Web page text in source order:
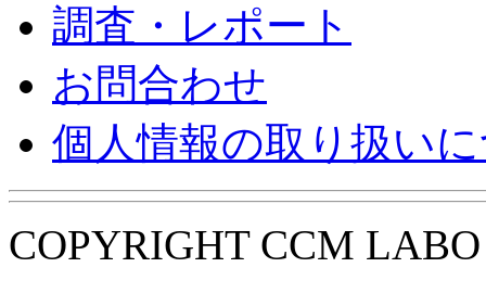
調査・レポート
お問合わせ
個人情報の取り扱い
COPYRIGHT CCM